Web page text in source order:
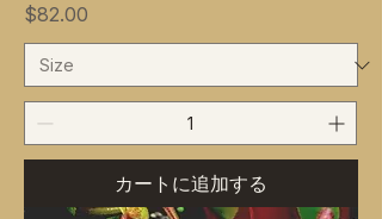
価格
$82.00
カートに追加する